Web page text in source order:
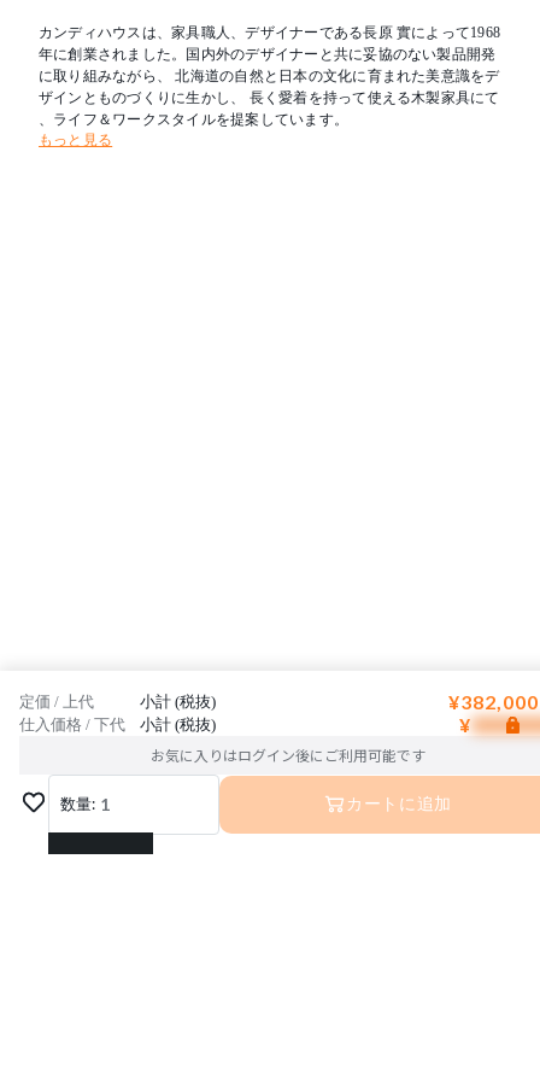
カンディハウスは、家具職人、デザイナーである長原 實によって1968
年に創業されました。国内外のデザイナーと共に妥協のない製品開発
に取り組みながら、 北海道の自然と日本の文化に育まれた美意識をデ
ザインとものづくりに生かし、 長く愛着を持って使える木製家具にて
、ライフ＆ワークスタイルを提案しています。
もっと見る
定価 / 上代 小計 (税抜)
仕入価格 / 下代 小計 (税抜) ¥
お気に入りはログイン後にご利用可能です
数量: 1
1
カートに追加